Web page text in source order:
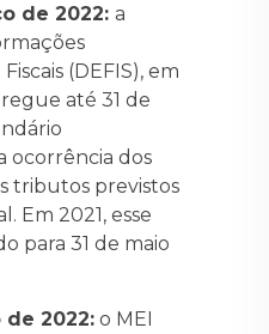
de 2022: a
(DEFIS), em
até 31 de
ocorrência dos
tributos previstos
Em 2021, esse
para 31 de maio
de 2022: o MEI